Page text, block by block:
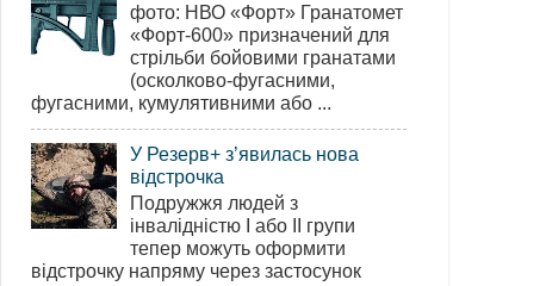
фото: НВО «Форт» Гранатомет
«Форт-600» призначений для
стрільби бойовими гранатами
(осколково-фугасними,
фугасними, кумулятивними або ...
У Резерв+ з’явилась нова
відстрочка
Подружжя людей з
інвалідністю І або ІІ групи
тепер можуть оформити
відстрочку напряму через застосунок